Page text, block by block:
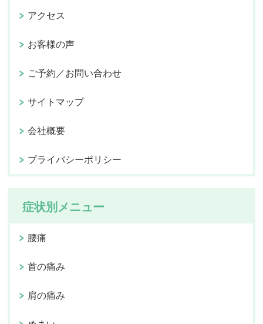
アクセス
お客様の声
ご予約／お問い合わせ
サイトマップ
会社概要
プライバシーポリシー
症状別メニュー
腰痛
首の痛み
肩の痛み